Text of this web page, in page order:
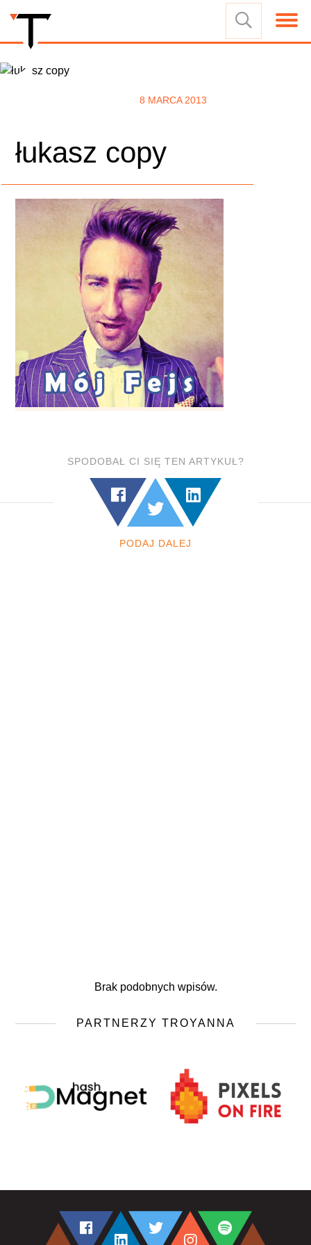
8 MARCA 2013
łukasz copy
SPODOBAŁ CI SIĘ TEN ARTYKUŁ?
PODAJ DALEJ
Brak podobnych wpisów.
PARTNERZY TROYANNA